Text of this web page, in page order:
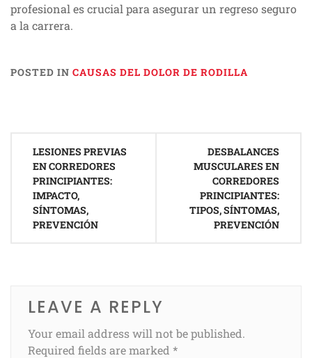
profesional es crucial para asegurar un regreso seguro
a la carrera.
POSTED IN CAUSAS DEL DOLOR DE RODILLA
navigation
LESIONES PREVIAS
EN CORREDORES
PRINCIPIANTES:
IMPACTO,
SÍNTOMAS,
PREVENCIÓN
DESBALANCES
MUSCULARES EN
CORREDORES
PRINCIPIANTES:
TIPOS, SÍNTOMAS,
PREVENCIÓN
LEAVE A REPLY
Your email address will not be published.
Required fields are marked *